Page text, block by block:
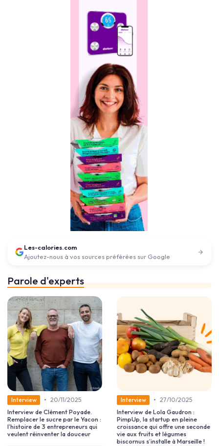
Les-calories.com
Ajoutez-nous à vos sources préférées sur Google
Parole d'experts
Interview • 20/11/2025
Interview de Clément Poyade.
Remplacer le sucre par le Yacon :
l’histoire de 3 entrepreneurs qui
veulent réinventer la douceur
Interview • 27/10/2025
Interview de Lola Gaudron :
PimpUp, la startup en pleine
croissance qui offre une seconde
vie aux fruits et légumes
biscornus s’installe à Marseille !